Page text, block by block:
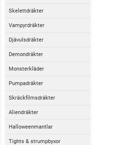
Skelettdräkter
Vampyrdräkter
Djävulsdräkter
Demondräkter
Monsterkläder
Pumpadräkter
Skräckfilmsdräkter
Aliendräkter
Halloweenmantlar
Tights & strumpbyxor